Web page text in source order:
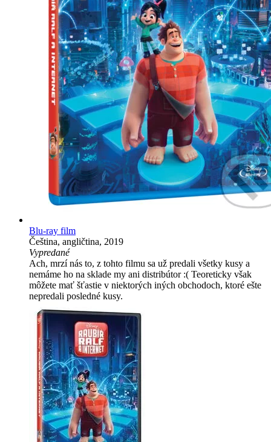
Blu-ray film
Čeština, angličtina, 2019
Vypredané
Ach, mrzí nás to, z tohto filmu sa už predali všetky kusy a
nemáme ho na sklade my ani distribútor :( Teoreticky však
môžete mať šťastie v niektorých iných obchodoch, ktoré ešte
nepredali posledné kusy.